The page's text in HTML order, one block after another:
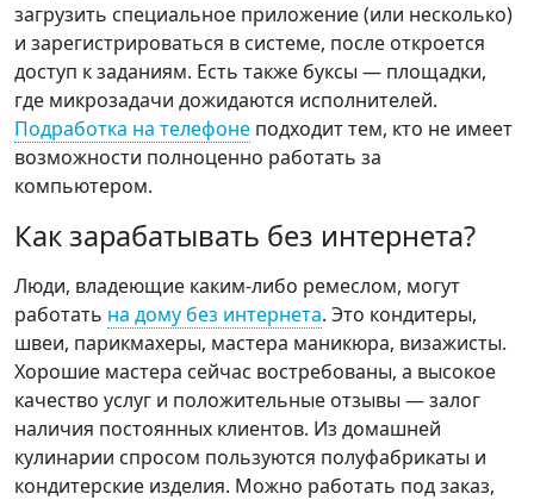
загрузить специальное приложение (или несколько)
и зарегистрироваться в системе, после откроется
доступ к заданиям. Есть также буксы — площадки,
где микрозадачи дожидаются исполнителей.
Подработка на телефоне подходит тем, кто не имеет
возможности полноценно работать за
компьютером.
Как зарабатывать без интернета?
Люди, владеющие каким-либо ремеслом, могут
работать на дому без интернета. Это кондитеры,
швеи, парикмахеры, мастера маникюра, визажисты.
Хорошие мастера сейчас востребованы, а высокое
качество услуг и положительные отзывы — залог
наличия постоянных клиентов. Из домашней
кулинарии спросом пользуются полуфабрикаты и
кондитерские изделия. Можно работать под заказ,